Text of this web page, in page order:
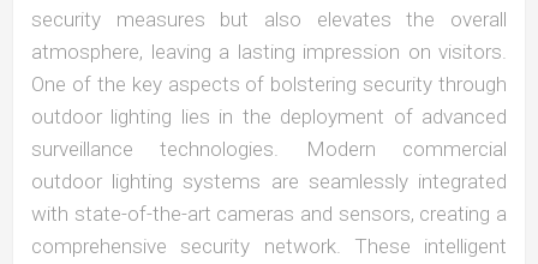
security measures but also elevates the overall
atmosphere, leaving a lasting impression on visitors.
One of the key aspects of bolstering security through
outdoor lighting lies in the deployment of advanced
surveillance technologies. Modern commercial
outdoor lighting systems are seamlessly integrated
with state-of-the-art cameras and sensors, creating a
comprehensive security network. These intelligent